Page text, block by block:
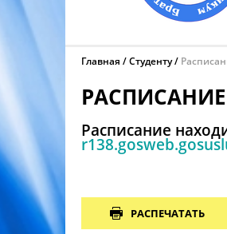
Главная Студенту
Расписание
РАСПЕЧАТАТЬ